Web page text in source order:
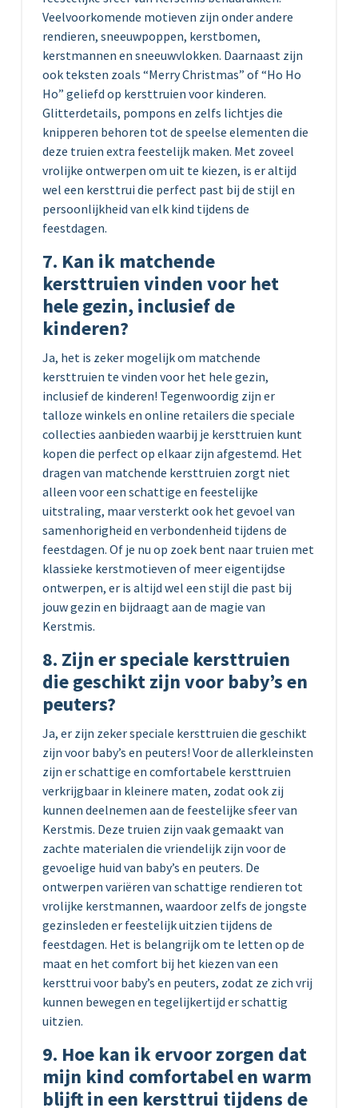
Veelvoorkomende motieven zijn onder andere
rendieren, sneeuwpoppen, kerstbomen,
kerstmannen en sneeuwvlokken. Daarnaast zijn
ook teksten zoals “Merry Christmas” of “Ho Ho
Ho” geliefd op kersttruien voor kinderen.
Glitterdetails, pompons en zelfs lichtjes die
knipperen behoren tot de speelse elementen die
deze truien extra feestelijk maken. Met zoveel
vrolijke ontwerpen om uit te kiezen, is er altijd
wel een kersttrui die perfect past bij de stijl en
persoonlijkheid van elk kind tijdens de
feestdagen.
7. Kan ik matchende
kersttruien vinden voor het
hele gezin, inclusief de
kinderen?
Ja, het is zeker mogelijk om matchende
kersttruien te vinden voor het hele gezin,
inclusief de kinderen! Tegenwoordig zijn er
talloze winkels en online retailers die speciale
collecties aanbieden waarbij je kersttruien kunt
kopen die perfect op elkaar zijn afgestemd. Het
dragen van matchende kersttruien zorgt niet
alleen voor een schattige en feestelijke
uitstraling, maar versterkt ook het gevoel van
samenhorigheid en verbondenheid tijdens de
feestdagen. Of je nu op zoek bent naar truien met
klassieke kerstmotieven of meer eigentijdse
ontwerpen, er is altijd wel een stijl die past bij
jouw gezin en bijdraagt aan de magie van
Kerstmis.
8. Zijn er speciale kersttruien
die geschikt zijn voor baby’s en
peuters?
Ja, er zijn zeker speciale kersttruien die geschikt
zijn voor baby’s en peuters! Voor de allerkleinsten
zijn er schattige en comfortabele kersttruien
verkrijgbaar in kleinere maten, zodat ook zij
kunnen deelnemen aan de feestelijke sfeer van
Kerstmis. Deze truien zijn vaak gemaakt van
zachte materialen die vriendelijk zijn voor de
gevoelige huid van baby’s en peuters. De
ontwerpen variëren van schattige rendieren tot
vrolijke kerstmannen, waardoor zelfs de jongste
gezinsleden er feestelijk uitzien tijdens de
feestdagen. Het is belangrijk om te letten op de
maat en het comfort bij het kiezen van een
kersttrui voor baby’s en peuters, zodat ze zich vrij
kunnen bewegen en tegelijkertijd er schattig
uitzien.
9. Hoe kan ik ervoor zorgen dat
mijn kind comfortabel en warm
blijft in een kersttrui tijdens de